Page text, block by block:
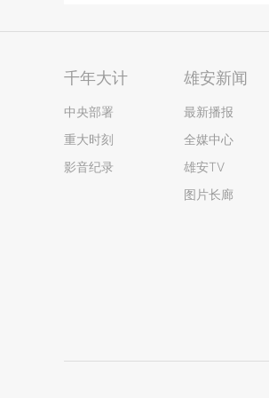
千年大计
中央部署
重大时刻
影音纪录
雄安新闻
最新播报
全媒中心
雄安TV
图片长廊